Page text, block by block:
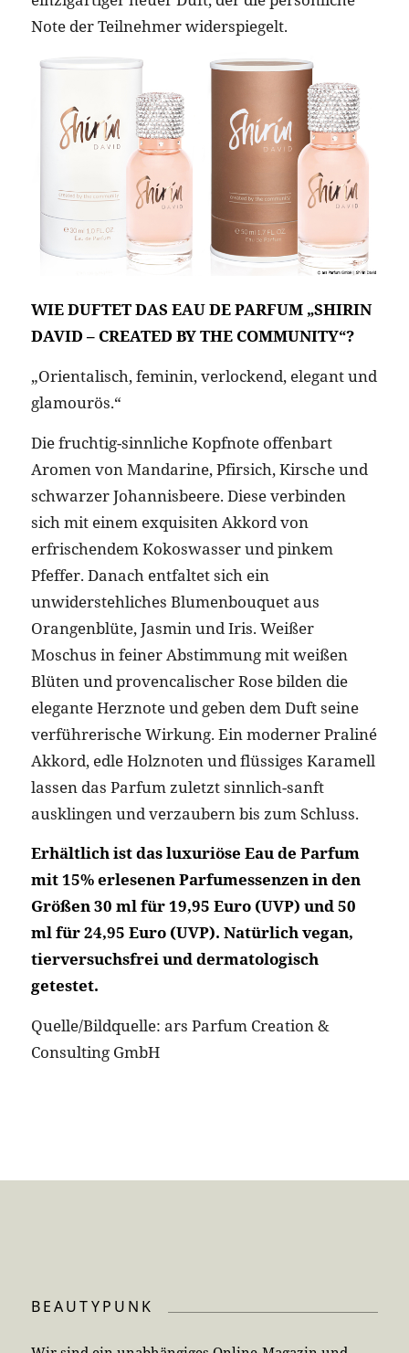
Note der Teilnehmer widerspiegelt.
WIE DUFTET DAS EAU DE PARFUM „SHIRIN
DAVID – CREATED BY THE COMMUNITY“?
„Orientalisch, feminin, verlockend, elegant und
glamourös.“
Die fruchtig-sinnliche Kopfnote offenbart
Aromen von Mandarine, Pfirsich, Kirsche und
schwarzer Johannisbeere. Diese verbinden
sich mit einem exquisiten Akkord von
erfrischendem Kokoswasser und pinkem
Pfeffer. Danach entfaltet sich ein
unwiderstehliches Blumenbouquet aus
Orangenblüte, Jasmin und Iris. Weißer
Moschus in feiner Abstimmung mit weißen
Blüten und provencalischer Rose bilden die
elegante Herznote und geben dem Duft seine
verführerische Wirkung. Ein moderner Praliné
Akkord, edle Holznoten und flüssiges Karamell
lassen das Parfum zuletzt sinnlich-sanft
ausklingen und verzaubern bis zum Schluss.
Erhältlich ist das luxuriöse Eau de Parfum
mit 15% erlesenen Parfumessenzen in den
Größen 30 ml für 19,95 Euro (UVP) und 50
ml für 24,95 Euro (UVP). Natürlich vegan,
tierversuchsfrei und dermatologisch
getestet.
Quelle/Bildquelle: ars Parfum Creation &
Consulting GmbH
BEAUTYPUNK